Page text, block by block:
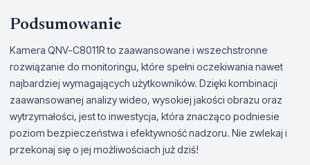
Podsumowanie
Kamera QNV-C8011R to zaawansowane i wszechstronne
rozwiązanie do monitoringu, które spełni oczekiwania nawet
najbardziej wymagających użytkowników. Dzięki kombinacji
zaawansowanej analizy wideo, wysokiej jakości obrazu oraz
wytrzymałości, jest to inwestycja, która znacząco podniesie
poziom bezpieczeństwa i efektywność nadzoru. Nie zwlekaj i
przekonaj się o jej możliwościach już dziś!